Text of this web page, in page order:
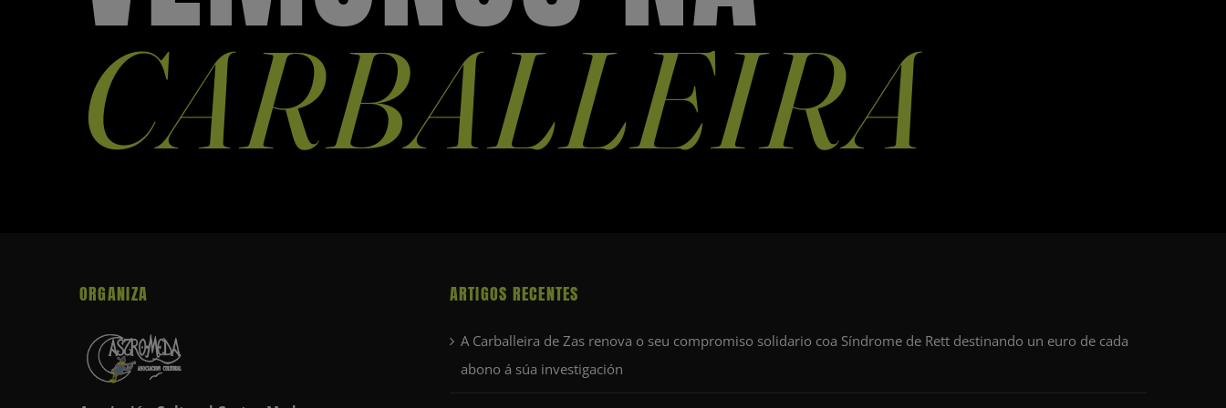
CARBALLEIRA
ORGANIZA ARTIGOS RECENTES
A Carballeira de Zas renova o seu compromiso solidario coa Síndrome de Rett destinando un euro de cada
abono á súa investigación